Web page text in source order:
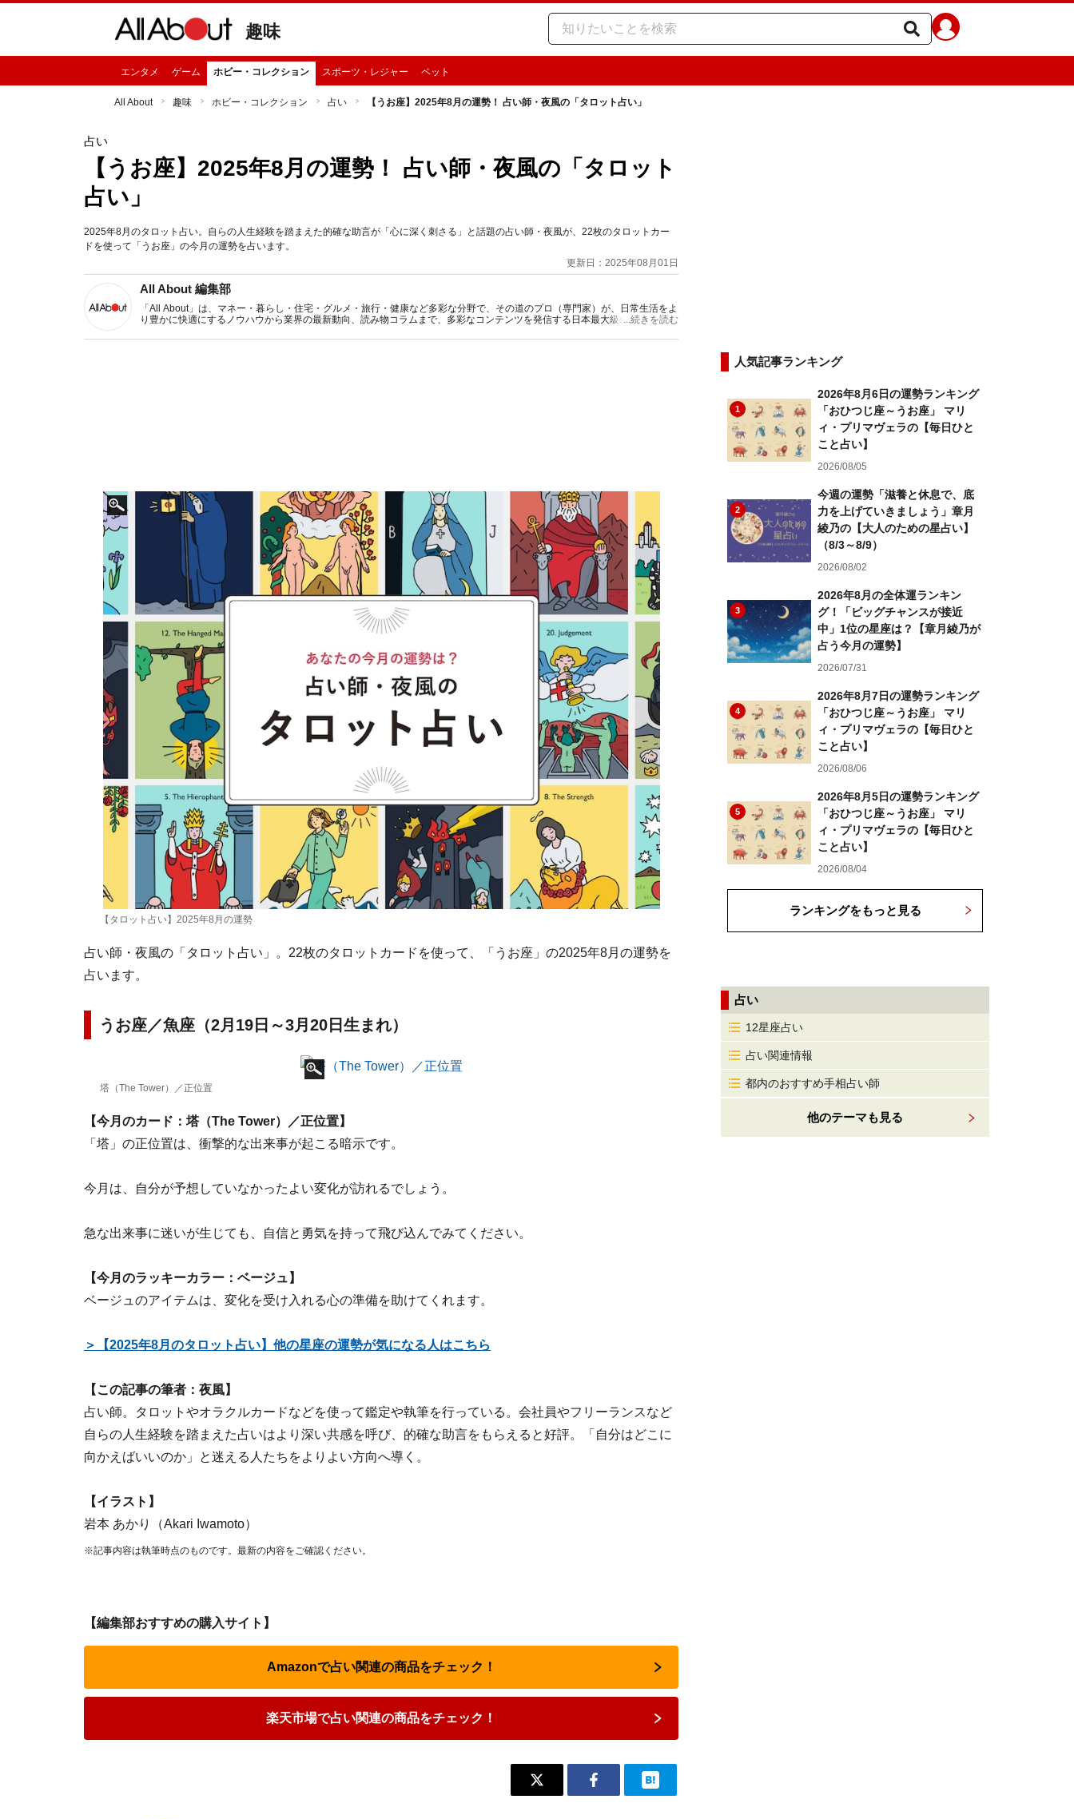
趣味
エンタメ ゲーム ホビー・コレクション スポーツ・レジャー ペット
All About 趣味 ホビー・コレクション 占い 【うお座】2025年8月の運勢！ 占い師・夜風の「タロット占い」
占い
【うお座】2025年8月の運勢！ 占い師・夜風の「タロット
占い」
2025年8月のタロット占い。自らの人生経験を踏まえた的確な助言が「心に深く刺さる」と話題の占い師・夜風が、22枚のタロットカー
ドを使って「うお座」の今月の運勢を占います。
更新日：2025年08月01日
All About 編集部
「All About」は、マネー・暮らし・住宅・グルメ・旅行・健康など多彩な分野で、その道のプロ（専門家）が、日常生活をよ
り豊かに快適にするノウハウから業界の最新動向、読み物コラムまで、多彩なコンテンツを発信する日本最大級の総合情報サ
...続きを読む
【タロット占い】2025年8月の運勢
占い師・夜風の「タロット占い」。22枚のタロットカードを使って、「うお座」の2025年8月の運勢を
占います。
うお座／魚座（2月19日～3月20日生まれ）
塔（The Tower）／正位置
【今月のカード：塔（The Tower）／正位置】
「塔」の正位置は、衝撃的な出来事が起こる暗示です。
今月は、自分が予想していなかったよい変化が訪れるでしょう。
急な出来事に迷いが生じても、自信と勇気を持って飛び込んでみてください。
【今月のラッキーカラー：ベージュ】
ベージュのアイテムは、変化を受け入れる心の準備を助けてくれます。
＞【2025年8月のタロット占い】他の星座の運勢が気になる人はこちら
【この記事の筆者：夜風】
占い師。タロットやオラクルカードなどを使って鑑定や執筆を行っている。会社員やフリーランスなど
自らの人生経験を踏まえた占いはより深い共感を呼び、的確な助言をもらえると好評。「自分はどこに
向かえばいいのか」と迷える人たちをよりよい方向へ導く。
【イラスト】
岩本 あかり（Akari Iwamoto）
※記事内容は執筆時点のものです。最新の内容をご確認ください。
【編集部おすすめの購入サイト】
Amazonで占い関連の商品をチェック！
楽天市場で占い関連の商品をチェック！
人気記事ランキング
1
2026年8月6日の運勢ランキング
「おひつじ座～うお座」 マリ
ィ・プリマヴェラの【毎日ひと
こと占い】
2026/08/05
2
今週の運勢「滋養と休息で、底
力を上げていきましょう」章月
綾乃の【大人のための星占い】
（8/3～8/9）
2026/08/02
3
2026年8月の全体運ランキン
グ！「ビッグチャンスが接近
中」1位の星座は？【章月綾乃が
占う今月の運勢】
2026/07/31
4
2026年8月7日の運勢ランキング
「おひつじ座～うお座」 マリ
ィ・プリマヴェラの【毎日ひと
こと占い】
2026/08/06
5
2026年8月5日の運勢ランキング
「おひつじ座～うお座」 マリ
ィ・プリマヴェラの【毎日ひと
こと占い】
2026/08/04
ランキングをもっと見る
占い
12星座占い
占い関連情報
都内のおすすめ手相占い師
他のテーマも見る